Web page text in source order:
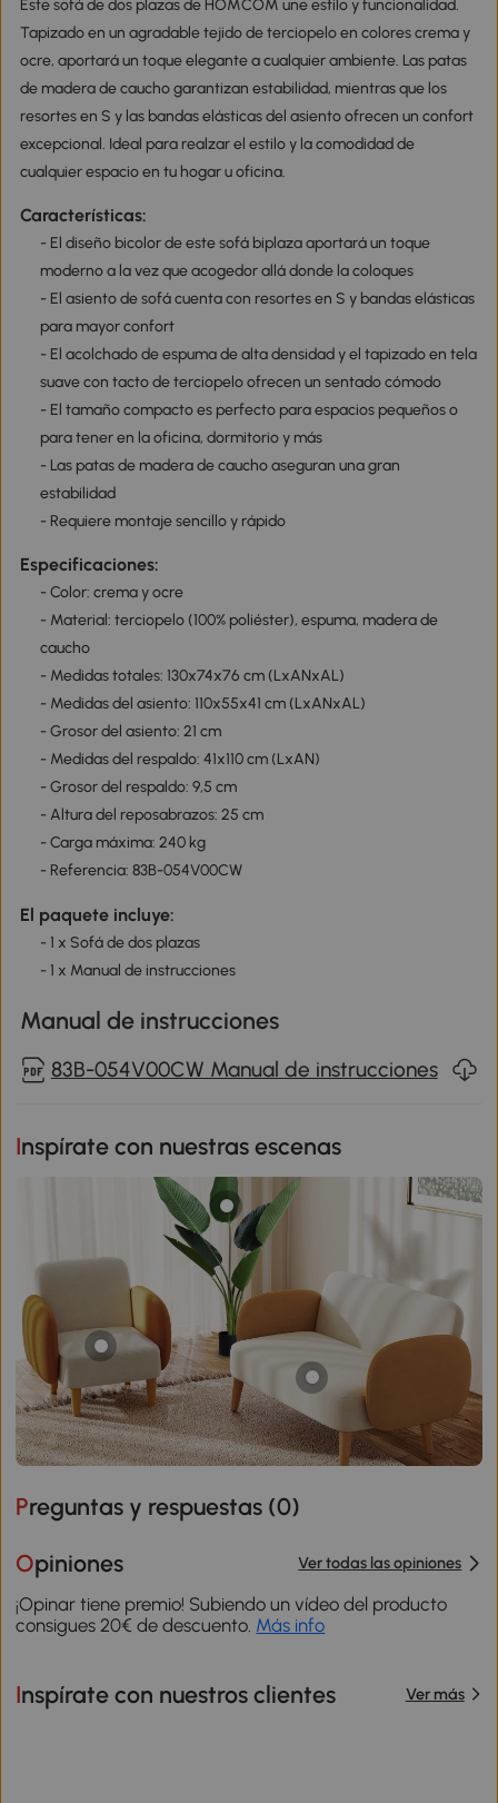
Este sofá de dos plazas de HOMCOM une estilo y funcionalidad.
Tapizado en un agradable tejido de terciopelo en colores crema y
ocre, aportará un toque elegante a cualquier ambiente. Las patas
de madera de caucho garantizan estabilidad, mientras que los
resortes en S y las bandas elásticas del asiento ofrecen un confort
excepcional. Ideal para realzar el estilo y la comodidad de
cualquier espacio en tu hogar u oficina.
Características:
- El diseño bicolor de este sofá biplaza aportará un toque
moderno a la vez que acogedor allá donde la coloques
- El asiento de sofá cuenta con resortes en S y bandas elásticas
para mayor confort
- El acolchado de espuma de alta densidad y el tapizado en tela
suave con tacto de terciopelo ofrecen un sentado cómodo
- El tamaño compacto es perfecto para espacios pequeños o
para tener en la oficina, dormitorio y más
- Las patas de madera de caucho aseguran una gran
estabilidad
- Requiere montaje sencillo y rápido
Especificaciones:
- Color: crema y ocre
- Material: terciopelo (100% poliéster), espuma, madera de
caucho
- Medidas totales: 130x74x76 cm (LxANxAL)
- Medidas del asiento: 110x55x41 cm (LxANxAL)
- Grosor del asiento: 21 cm
- Medidas del respaldo: 41x110 cm (LxAN)
- Grosor del respaldo: 9,5 cm
- Altura del reposabrazos: 25 cm
- Carga máxima: 240 kg
- Referencia: 83B-054V00CW
El paquete incluye:
- 1 x Sofá de dos plazas
- 1 x Manual de instrucciones
Manual de instrucciones
83B-054V00CW Manual de instrucciones
Inspírate con nuestras escenas
Preguntas y respuestas (0)
Opiniones Ver todas las opiniones
¡Opinar tiene premio! Subiendo un vídeo del producto
consigues 20€ de descuento. Más info
Inspírate con nuestros clientes Ver más